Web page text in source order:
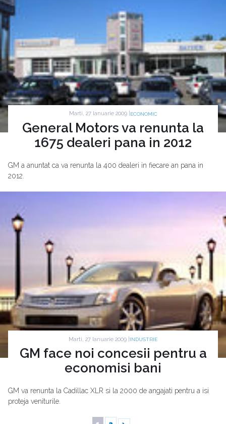
Marti, 27 Ianuarie 2009 | ECONOMIC
General Motors va renunta la
1675 dealeri pana in 2012
GM a anuntat ca va renunta la 400 dealeri in fiecare an pana in
2012.
Marti, 27 Ianuarie 2009 | INDUSTRIE
GM face noi concesii pentru a
economisi bani
GM va renunta la Cadillac XLR si la 2000 de angajati pentru a isi
proteja veniturile.